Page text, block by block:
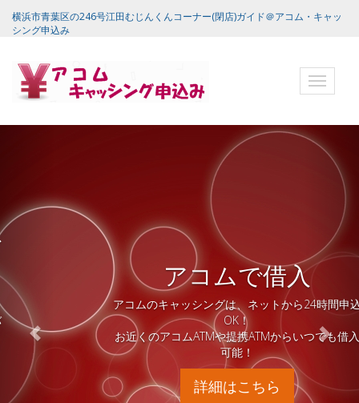
横浜市青葉区の246号江田むじんくんコーナー(閉店)ガイド＠アコム・キャッ
シング申込み
ナ
ビ
ー
シ
アコムで借入
アコムのキャッシングは、ネットから24時間申込
OK！
お近くのアコムATMや提携ATMからいつでも借入
詳細はこちら